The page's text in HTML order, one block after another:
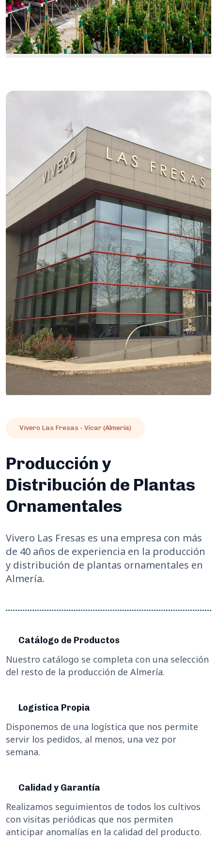
Vivero Las Fresas - Vícar (Almería)
Producción y
Distribución de Plantas
Ornamentales
Vivero Las Fresas es una empresa con más
de 40 años de experiencia en la producción
y distribución de plantas ornamentales en
Almería.
Catálogo de Productos
Nuestro catálogo se completa con una selección
del resto de la producción de Almería.
Logistica Propia
Disponemos de una logística que nos permite
servir los pedidos, al menos, una vez por
semana.
Calidad y Garantía
Realizamos seguimientos de todos los cultivos
con visitas periódicas que nos permiten
anticipar anomalías en la calidad del producto.